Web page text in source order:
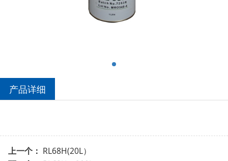
产品详细
上一个： RL68H(20L）